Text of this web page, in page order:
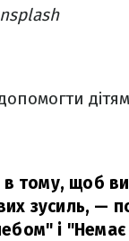
тому, щоб
зусиль, —
і